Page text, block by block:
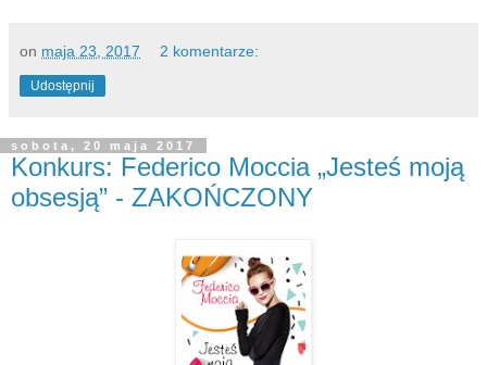
on maja 23, 2017 2 komentarze:
Udostępnij
sobota, 20 maja 2017
Konkurs: Federico Moccia „Jesteś moją
obsesją” - ZAKOŃCZONY